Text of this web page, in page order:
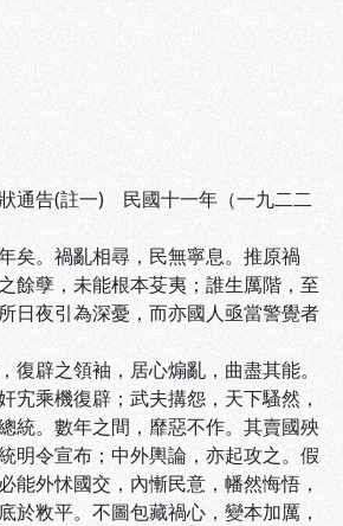
通告(註一) 民國十一年（一九二二
矣。禍亂相尋，民無寧息。推原禍
餘孽，未能根本芟夷；誰生厲階，至
日夜引為深憂，而亦國人亟當警覺者
復辟之領袖，居心煽亂，曲盡其能。
宄乘機復辟；武夫搆怨，天下騷然，
統。數年之間，靡惡不作。其賣國殃
明令宣布；中外輿論，亦起攻之。假
能外怵國交，內慚民意，幡然悔悟，
於敉平。不圖包藏禍心，變本加厲，